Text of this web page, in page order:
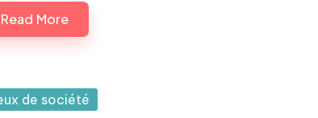
Read More
de société